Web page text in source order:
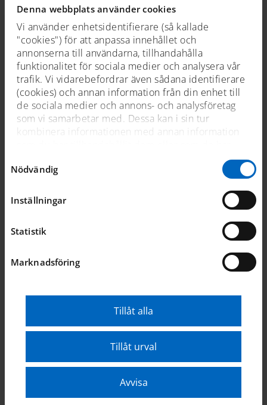
Denna webbplats använder cookies
Vi använder enhetsidentifierare (så kallade
"cookies") för att anpassa innehållet och
annonserna till användarna, tillhandahålla
funktionalitet för sociala medier och analysera vår
trafik. Vi vidarebefordrar även sådana identifierare
(cookies) och annan information från din enhet till
de sociala medier och annons- och analysföretag
som vi samarbetar med. Dessa kan i sin tur
kombinera informationen med annan information
samlat in när du har använt deras tjänster. För mer
information, se
Nödvändig
Inställningar
Statistik
Marknadsföring
Tillåt alla
Tillåt urval
Avvisa
om museet
Lediga jobb